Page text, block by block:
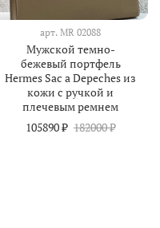
арт. MR 02088
Мужской темно-
бежевый портфель
Hermes Sac a Depeches из
кожи с ручкой и
плечевым ремнем
105890 ₽ 182000 ₽